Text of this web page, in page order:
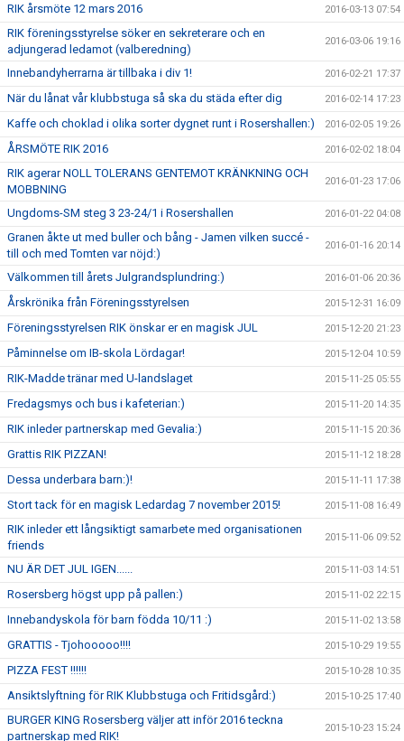
RIK årsmöte 12 mars 2016 2016-03-13 07:54
RIK föreningsstyrelse söker en sekreterare och en
adjungerad ledamot (valberedning)
2016-03-06 19:16
Innebandyherrarna är tillbaka i div 1! 2016-02-21 17:37
När du lånat vår klubbstuga så ska du städa efter dig 2016-02-14 17:23
Kaffe och choklad i olika sorter dygnet runt i Rosershallen:) 2016-02-05 19:26
ÅRSMÖTE RIK 2016 2016-02-02 18:04
RIK agerar NOLL TOLERANS GENTEMOT KRÄNKNING OCH
MOBBNING
2016-01-23 17:06
Ungdoms-SM steg 3 23-24/1 i Rosershallen 2016-01-22 04:08
Granen åkte ut med buller och bång - Jamen vilken succé -
till och med Tomten var nöjd:)
2016-01-16 20:14
Välkommen till årets Julgrandsplundring:) 2016-01-06 20:36
Årskrönika från Föreningsstyrelsen 2015-12-31 16:09
Föreningsstyrelsen RIK önskar er en magisk JUL 2015-12-20 21:23
Påminnelse om IB-skola Lördagar! 2015-12-04 10:59
RIK-Madde tränar med U-landslaget 2015-11-25 05:55
Fredagsmys och bus i kafeterian:) 2015-11-20 14:35
RIK inleder partnerskap med Gevalia:) 2015-11-15 20:36
Grattis RIK PIZZAN! 2015-11-12 18:28
Dessa underbara barn:)! 2015-11-11 17:38
Stort tack för en magisk Ledardag 7 november 2015! 2015-11-08 16:49
RIK inleder ett långsiktigt samarbete med organisationen
friends
2015-11-06 09:52
NU ÄR DET JUL IGEN...... 2015-11-03 14:51
Rosersberg högst upp på pallen:) 2015-11-02 22:15
Innebandyskola för barn födda 10/11 :) 2015-11-02 13:58
GRATTIS - Tjohooooo!!!! 2015-10-29 19:55
PIZZA FEST !!!!!! 2015-10-28 10:35
Ansiktslyftning för RIK Klubbstuga och Fritidsgård:) 2015-10-25 17:40
BURGER KING Rosersberg väljer att inför 2016 teckna
partnerskap med RIK!
2015-10-23 15:24